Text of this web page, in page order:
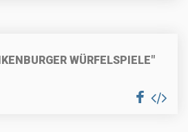
WÜRFELSPIELE"